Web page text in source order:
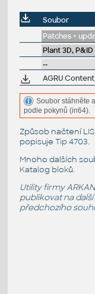
Soubor
Patches +
Plant 3D, P&ID
--
Soubor stáhněte
podle pokynů (in64).
Způsob načtení
popisuje Tip 4703.
Mnoho dalších
Katalog bloků.
Utility firmy
publikovat na
předchozího